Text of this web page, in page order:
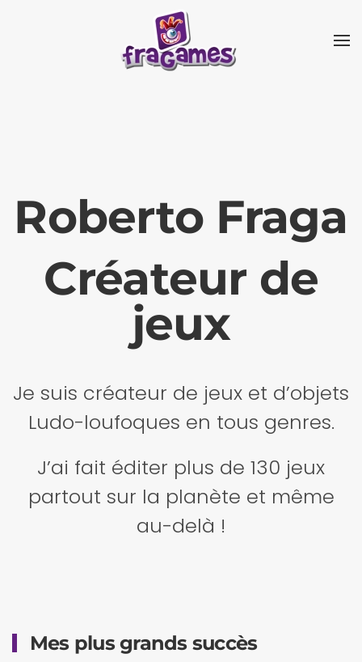
Skip to main content
Roberto Fraga
Créateur de
jeux
Je suis créateur de jeux et d’objets
Ludo-loufoques en tous genres.
J’ai fait éditer plus de 130 jeux
partout sur la planète et même
au-delà !
Mes plus grands succès